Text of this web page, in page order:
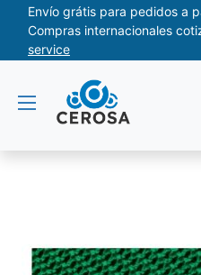
Envío grátis para pedidos a
Compras internacionales
service